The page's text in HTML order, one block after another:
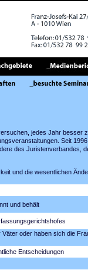
jedes Jahr besser
Seit
des Juristenverbandes,
und die wesentlichen
und behält
oder haben sich die
Entscheidungen